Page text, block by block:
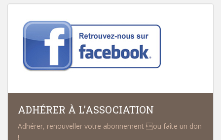
ADHÉRER À L’ASSOCIATION
Adhérer, renouveller votre abonnement ou faîte un don
!